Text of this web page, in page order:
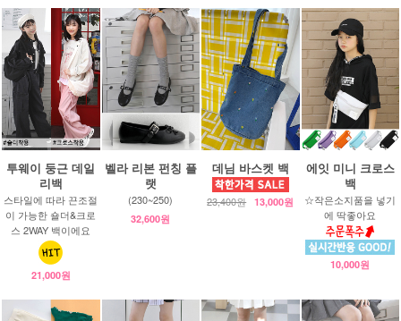
투웨이 둥근 데일
리백
스타일에 따라 끈조절
이 가능한 숄더&크로
스 2WAY 백이에요
21,000원
벨라 리본 펀칭 플
랫
(230~250)
32,600원
데님 바스켓 백
23,400원 13,000원
에잇 미니 크로스
백
☆작은소지품을 넣기
에 딱좋아요
10,000원